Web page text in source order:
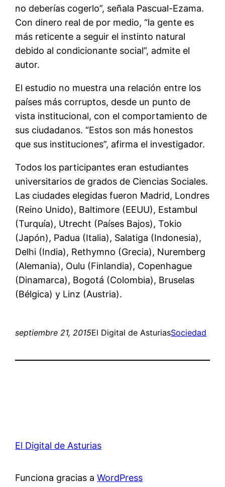
no deberías cogerlo”, señala Pascual-Ezama.
Con dinero real de por medio, “la gente es
más reticente a seguir el instinto natural
debido al condicionante social”, admite el
autor.
El estudio no muestra una relación entre los
países más corruptos, desde un punto de
vista institucional, con el comportamiento de
sus ciudadanos. “Estos son más honestos
que sus instituciones”, afirma el investigador.
Todos los participantes eran estudiantes
universitarios de grados de Ciencias Sociales.
Las ciudades elegidas fueron Madrid, Londres
(Reino Unido), Baltimore (EEUU), Estambul
(Turquía), Utrecht (Países Bajos), Tokio
(Japón), Padua (Italia), Salatiga (Indonesia),
Delhi (India), Rethymno (Grecia), Nuremberg
(Alemania), Oulu (Finlandia), Copenhague
(Dinamarca), Bogotá (Colombia), Bruselas
(Bélgica) y Linz (Austria).
septiembre 21, 2015El Digital de AsturiasSociedad
El Digital de Asturias
Funciona gracias aWordPress